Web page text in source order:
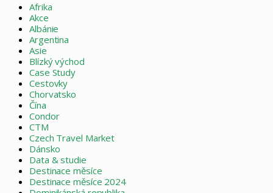
Afrika
Akce
Albánie
Argentina
Asie
Blízký východ
Case Study
Cestovky
Chorvatsko
Čína
Condor
CTM
Czech Travel Market
Dánsko
Data & studie
Destinace měsíce
Destinace měsíce 2024